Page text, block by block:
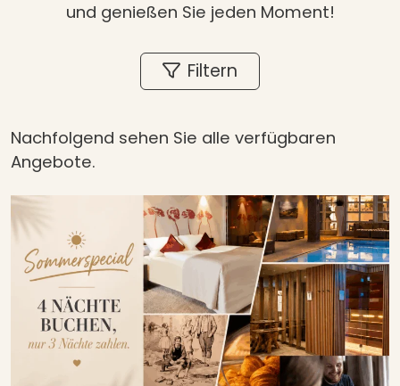
und genießen Sie jeden Moment!
Filtern
Nachfolgend sehen Sie alle verfügbaren
Angebote.